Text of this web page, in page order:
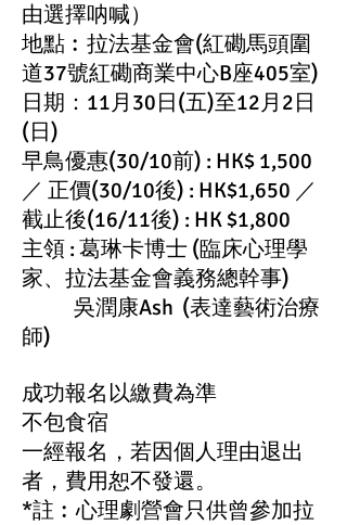
由選擇呐喊）
地點︰拉法基金會(紅磡馬頭圍
道37號紅磡商業中心B座405室)
日期：11月30日(五)至12月2日
(日)
早鳥優惠(30/10前) : HK$ 1,500
／ 正價(30/10後) : HK$1,650 ／
截止後(16/11後) : HK $1,800
主領 : 葛琳卡博士 (臨床心理學
家、拉法基金會義務總幹事)
吳潤康Ash (表達藝術治療
師)
成功報名以繳費為準
不包食宿
一經報名，若因個人理由退出
者，費用恕不發還。
*註︰心理劇營會只供曾參加拉